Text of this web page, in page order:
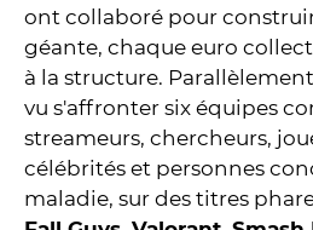
ont collaboré pour
géante, chaque euro
à la structure.
vu s'affronter six équipes
streameurs, chercheurs,
célébrités et personnes
maladie, sur des titres